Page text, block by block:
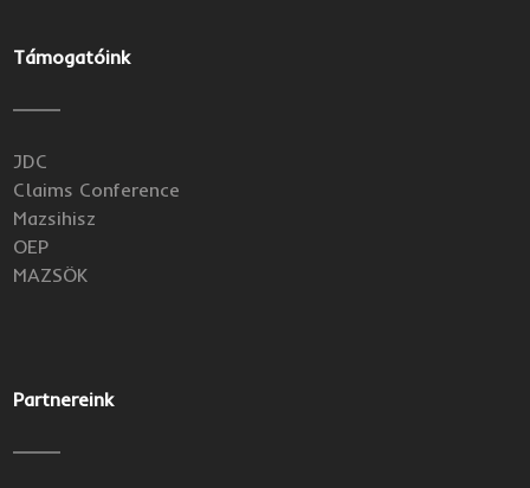
Támogatóink
JDC
Claims Conference
Mazsihisz
OEP
MAZSÖK
Partnereink